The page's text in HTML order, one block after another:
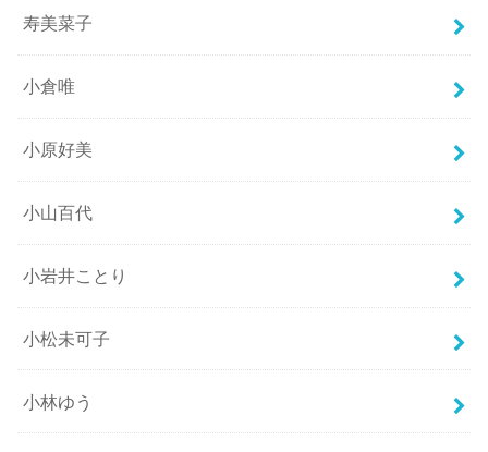
寿美菜子
小倉唯
小原好美
小山百代
小岩井ことり
小松未可子
小林ゆう